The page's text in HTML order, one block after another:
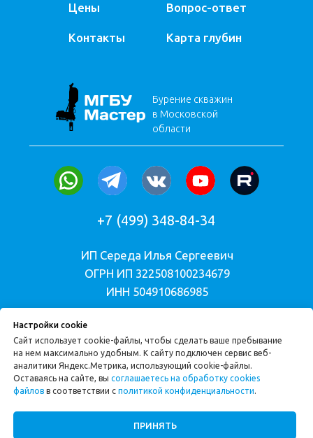
Настройки cookie
Сайт использует cookie-файлы, чтобы сделать ваше пребывание
на нем максимально удобным. К cайту подключен сервис веб-
аналитики Яндекс.Метрика, использующий cookie-файлы.
Оставаясь на сайте, вы соглашаетесь на обработку cookies
файлов в соответствии с политикой конфиденциальности.
ПРИНЯТЬ